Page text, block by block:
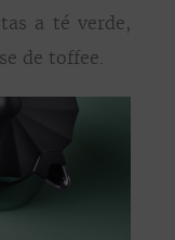
a té verde,
de toffee.